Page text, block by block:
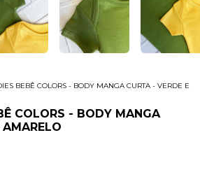
BEBÊ COLORS - BODY MANGA CURTA - VERDE E
COLORS - BODY MANGA
AMARELO